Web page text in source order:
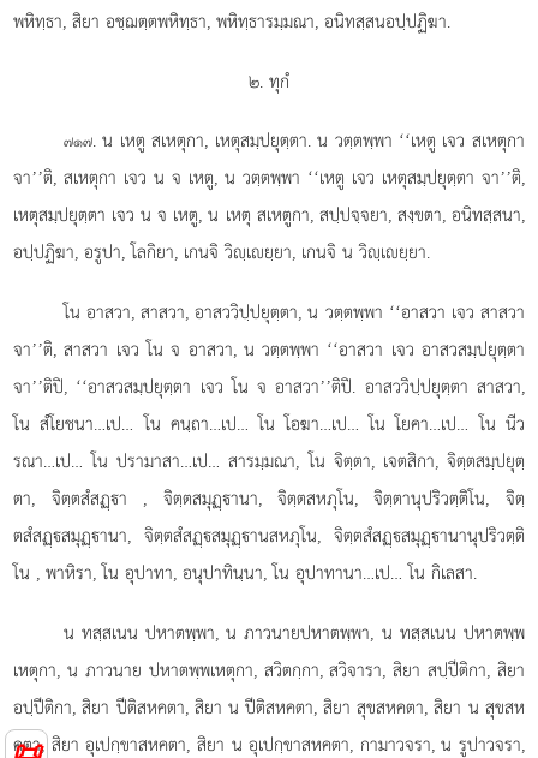
พหิทฺธา, สิยา อชฺฌตฺตพหิทฺธา, พหิทฺธารมฺมณา, อนิทสฺสนอปฺปฏิฆา.
๒. ทุกํ
๗๑๗. น เหตู สเหตุกา, เหตุสมฺปยุตฺตา. น วตฺตพฺพา ‘‘เหตู เจว สเหตุกา
จา’’ติ, สเหตุกา เจว น จ เหตู, น วตฺตพฺพา ‘‘เหตู เจว เหตุสมฺปยุตฺตา จา’’ติ,
เหตุสมฺปยุตฺตา เจว น จ เหตู, น เหตุ สเหตูกา, สปฺปจฺจยา, สงฺขตา, อนิทสฺสนา,
อปฺปฏิฆา, อรูปา, โลกิยา, เกนจิ วิฺเยฺยา, เกนจิ น วิฺเยฺยา.
โน อาสวา, สาสวา, อาสววิปฺปยุตฺตา, น วตฺตพฺพา ‘‘อาสวา เจว สาสวา
จา’’ติ, สาสวา เจว โน จ อาสวา, น วตฺตพฺพา ‘‘อาสวา เจว อาสวสมฺปยุตฺตา
จา’’ติปิ, ‘‘อาสวสมฺปยุตฺตา เจว โน จ อาสวา’’ติปิ. อาสววิปฺปยุตฺตา สาสวา,
โน สํโยชนา…เป… โน คนฺถา…เป… โน โอฆา…เป… โน โยคา…เป… โน นีว
รณา…เป… โน ปรามาสา…เป… สารมฺมณา, โน จิตฺตา, เจตสิกา, จิตฺตสมฺปยุตฺ
ตา, จิตฺตสํสฏฺา, จิตฺตสมุฏฺานา, จิตฺตสหภุโน, จิตฺตานุปริวตฺติโน, จิตฺ
ตสํสฏฺสมุฏฺานา, จิตฺตสํสฏฺสมุฏฺานสหภุโน, จิตฺตสํสฏฺสมุฏฺานานุปริวตฺติ
โน, พาหิรา, โน อุปาทา, อนุปาทินฺนา, โน อุปาทานา…เป… โน กิเลสา.
น ทสฺสเนน ปหาตพฺพา, น ภาวนายปหาตพฺพา, น ทสฺสเนน ปหาตพฺพ
เหตุกา, น ภาวนาย ปหาตพฺพเหตุกา, สวิตกฺกา, สวิจารา, สิยา สปฺปีติกา, สิยา
อปฺปีติกา, สิยา ปีติสหคตา, สิยา น ปีติสหคตา, สิยา สุขสหคตา, สิยา น สุขสห
คตา, สิยา อุเปกฺขาสหคตา, สิยา น อุเปกฺขาสหคตา, กามาวจรา, น รูปาวจรา,